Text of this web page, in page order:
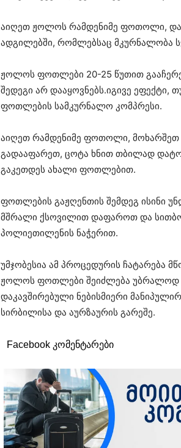
აიღეთ ჟოლოს რამდენიმე ფოთოლი,
ადგილებში, რომლებსაც მკურნალობა
ჟოლოს ფოთლები 20-25 წუთით
შედეგი არ დააყოვნებს.იგივე ეფექტი,
ფოთლების სამკურნალო კომპრესი.
აიღეთ რამდენიმე ფოთოლი,
გადააფარეთ, ცოტა ხნით თბილად
გაკეთდეს ახალი ფოთლებით.
ფოთლების გაჟღენთის შემდეგ ისინი
მშრალი ქსოვილით დაფაროთ და
პოლიეთილენის ნაჭერით.
უმჯობესია ამ პროცედურის ჩატარება
ჟოლოს ფოთლები შეიძლება უბრალოდ
დაკავშირებული ნებისმიერი
სირბილისა და აურზაურის გარეშე.
Facebook კომენტარები